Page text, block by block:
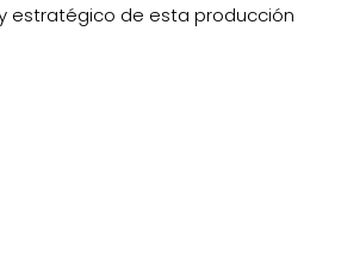
estratégico de esta producción